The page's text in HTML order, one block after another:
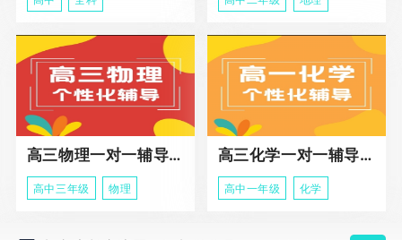
高三物理一对一辅导课程
高中三年级 物理
高三化学一对一辅导课程
高中一年级 化学